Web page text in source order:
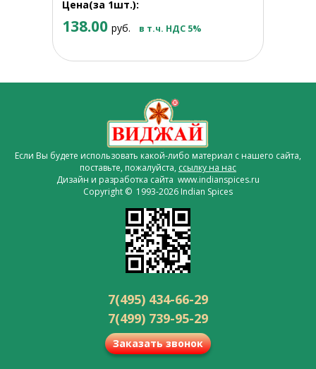
Цена(за 1шт.):
138.00 руб. в т.ч. НДС 5%
Если Вы будете использовать какой-либо материал с нашего сайта,
поставьте, пожалуйста, ссылку на нас
Дизайн и разработка сайта www.indianspices.ru
Copyright © 1993-2026 Indian Spices
7(495) 434-66-29
7(499) 739-95-29
Заказать звонок